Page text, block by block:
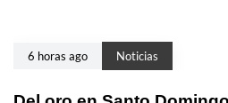
6 horas ago Noticias